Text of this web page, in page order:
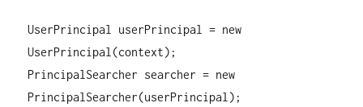
UserPrincipal userPrincipal = new
UserPrincipal(context);
PrincipalSearcher searcher = new
PrincipalSearcher(userPrincipal);